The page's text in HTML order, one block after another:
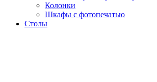
Колонки
Шкафы с фотопечатью
Столы